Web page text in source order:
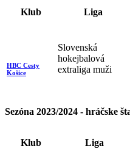
Klub Liga
HBC Cesty
Košice
Slovenská
hokejbalová
extraliga muži
Sezóna 2023/2024 - hráčske
Klub Liga